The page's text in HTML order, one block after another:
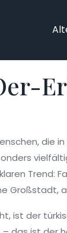
die
Trend:
ist der